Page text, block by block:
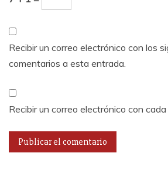
Recibir un correo electrónico con los
comentarios a esta entrada.
Recibir un correo electrónico con